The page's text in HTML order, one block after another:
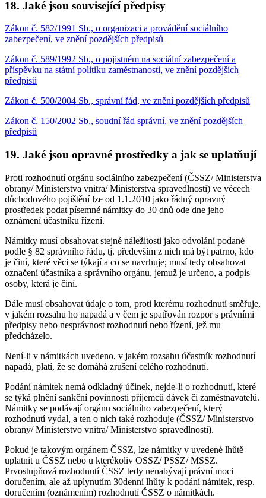
18. Jaké jsou související předpisy
Zákon č. 582/1991 Sb., o organizaci a provádění sociálního
zabezpečení, ve znění pozdějších předpisů
Zákon č. 589/1992 Sb., o pojistném na sociální zabezpečení a
příspěvku na státní politiku zaměstnanosti, ve znění pozdějších
předpisů
Zákon č. 500/2004 Sb., správní řád, ve znění pozdějších předpisů
Zákon č. 150/2002 Sb., soudní řád správní, ve znění pozdějších
předpisů
19. Jaké jsou opravné prostředky a jak se uplatňují
Proti rozhodnutí orgánu sociálního zabezpečení (ČSSZ/ Ministerstva
obrany/ Ministerstva vnitra/ Ministerstva spravedlnosti) ve věcech
důchodového pojištění lze od 1.1.2010 jako řádný opravný
prostředek podat písemné námitky do 30 dnů ode dne jeho
oznámení účastníku řízení.
Námitky musí obsahovat stejné náležitosti jako odvolání podané
podle § 82 správního řádu, tj. především z nich má být patrno, kdo
je činí, které věci se týkají a co se navrhuje; musí tedy obsahovat
označení účastníka a správního orgánu, jemuž je určeno, a podpis
osoby, která je činí.
Dále musí obsahovat údaje o tom, proti kterému rozhodnutí směřuje,
v jakém rozsahu ho napadá a v čem je spatřován rozpor s právními
předpisy nebo nesprávnost rozhodnutí nebo řízení, jež mu
předcházelo.
Není-li v námitkách uvedeno, v jakém rozsahu účastník rozhodnutí
napadá, platí, že se domáhá zrušení celého rozhodnutí.
Podání námitek nemá odkladný účinek, nejde-li o rozhodnutí, které
se týká plnění sankční povinnosti příjemců dávek či zaměstnavatelů.
Námitky se podávají orgánu sociálního zabezpečení, který
rozhodnutí vydal, a ten o nich také rozhoduje (ČSSZ/ Ministerstvo
obrany/ Ministerstvo vnitra/ Ministerstvo spravedlnosti).
Pokud je takovým orgánem ČSSZ, lze námitky v uvedené lhůtě
uplatnit u ČSSZ nebo u kterékoliv OSSZ/ PSSZ/ MSSZ.
Prvostupňová rozhodnutí ČSSZ tedy nenabývají právní moci
doručením, ale až uplynutím 30denní lhůty k podání námitek, resp.
doručením (oznámením) rozhodnutí ČSSZ o námitkách.